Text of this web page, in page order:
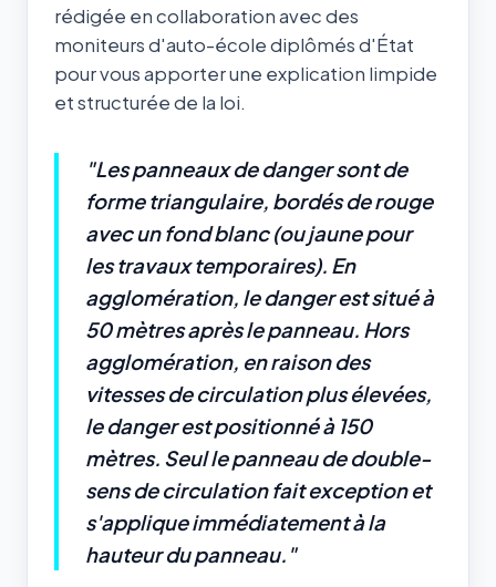
rédigée en collaboration avec des
moniteurs d'auto-école diplômés d'État
pour vous apporter une explication limpide
et structurée de la loi.
"Les panneaux de danger sont de
forme triangulaire, bordés de rouge
avec un fond blanc (ou jaune pour
les travaux temporaires). En
agglomération, le danger est situé à
50 mètres après le panneau. Hors
agglomération, en raison des
vitesses de circulation plus élevées,
le danger est positionné à 150
mètres. Seul le panneau de double-
sens de circulation fait exception et
s'applique immédiatement à la
hauteur du panneau."